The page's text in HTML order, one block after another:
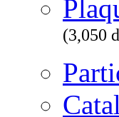
(3,050